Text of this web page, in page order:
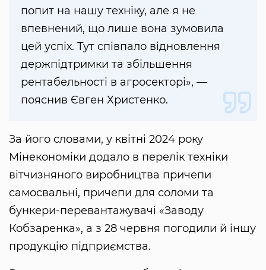
попит на нашу техніку, але я не
впевнений, що лише вона зумовила
цей успіх. Тут співпало відновлення
держпідтримки та збільшення
рентабельності в агросекторі», —
пояснив Євген Христенко.
За його словами, у квітні 2024 року
Мінекономіки додало в перелік техніки
вітчизняного виробництва причепи
самосвальні, причепи для соломи та
бункери-перевантажувачі «Заводу
Кобзаренка», а з 28 червня погодили й іншу
продукцію підприємства.